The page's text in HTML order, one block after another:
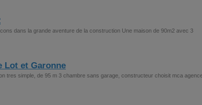
dans la grande aventure de la construction Une maison de 90m2 avec 3
Lot et Garonne
tres simple, de 95 m 3 chambre sans garage, constructeur choisit mca